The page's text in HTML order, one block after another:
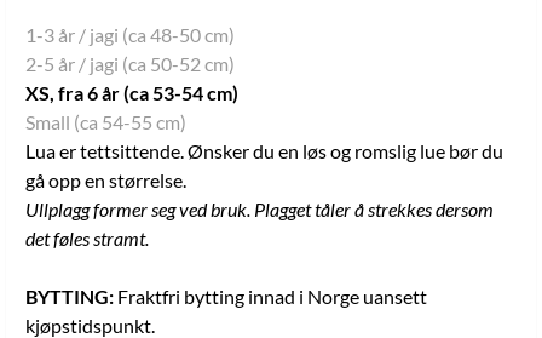
1-3 år / jagi (ca 48-50 cm)
2-5 år / jagi (ca 50-52 cm)
XS, fra 6 år (ca 53-54 cm)
Small (ca 54-55 cm)
Lua er tettsittende. Ønsker du en løs og romslig lue bør du
gå opp en størrelse.
Ullplagg former seg ved bruk. Plagget tåler å strekkes dersom
det føles stramt.
BYTTING: Fraktfri bytting innad i Norge uansett
kjøpstidspunkt.